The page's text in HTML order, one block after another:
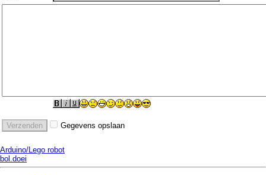
Gegevens opslaan
Arduino/Lego robot
bol.doei